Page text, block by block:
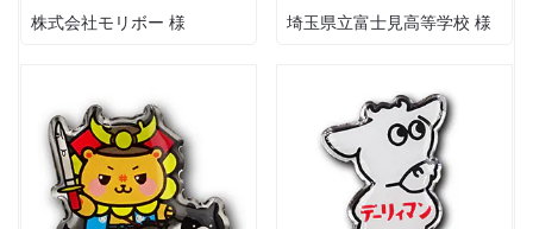
株式会社モリボー 様 埼玉県立富士見高等学校 様